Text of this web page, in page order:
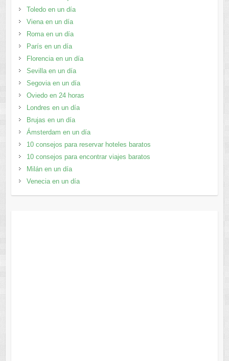
Toledo en un día
Viena en un día
Roma en un día
París en un día
Florencia en un día
Sevilla en un día
Segovia en un día
Oviedo en 24 horas
Londres en un día
Brujas en un día
Ámsterdam en un día
10 consejos para reservar hoteles baratos
10 consejos para encontrar viajes baratos
Milán en un día
Venecia en un día